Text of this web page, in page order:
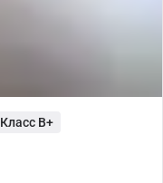
Класс B+